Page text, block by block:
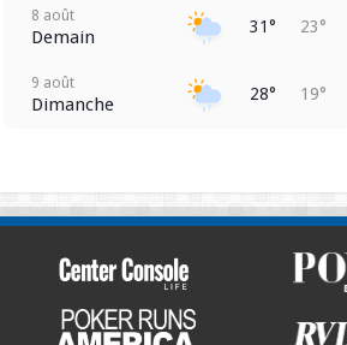
8 août
Demain 31° 23°
9 août
Dimanche 28° 19°
11 août
26° 16°
12 août
Mercredi